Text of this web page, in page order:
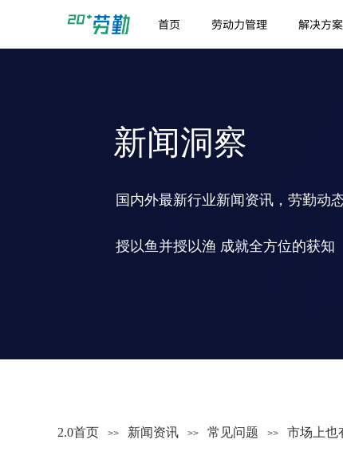
首页 劳动力管理 解决方案
国内外最新行业新闻资讯，劳勤动
授以鱼并授以渔 成就全方位的获知
新闻洞察
2.0首页 >> 新闻资讯 >> 常见问题 >> 市场上也